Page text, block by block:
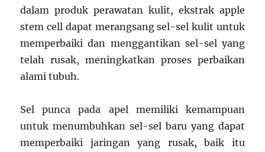
dalam produk perawatan kulit, ekstrak apple
stem cell dapat merangsang sel-sel kulit untuk
memperbaiki dan menggantikan sel-sel yang
telah rusak, meningkatkan proses perbaikan
alami tubuh.
Sel punca pada apel memiliki kemampuan
untuk menumbuhkan sel-sel baru yang dapat
memperbaiki jaringan yang rusak, baik itu